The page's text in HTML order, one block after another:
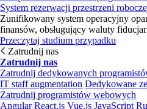
System rezerwacji przestrzeni
Zunifikowany system operacyjny
finansów, obsługujący waluty
Przeczytaj studium przypadku
Zatrudnij nas
Zatrudnij nas
Zatrudnij dedykowanych
IT staff augmentation Dedykowane
Zatrudnij programistów webowych
Angular React.js Vue.js JavaScript